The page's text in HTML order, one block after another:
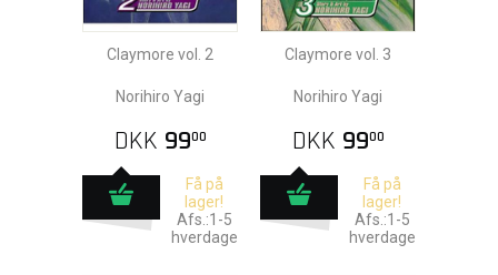
Claymore vol. 2
Norihiro Yagi
DKK 9900
Få på
lager!
Afs.:1-5
hverdage
Claymore vol. 3
Norihiro Yagi
DKK 9900
Få på
lager!
Afs.:1-5
hverdage